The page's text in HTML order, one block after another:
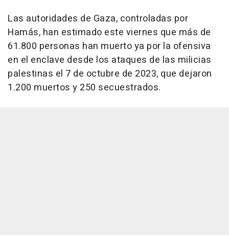
Las autoridades de Gaza, controladas por
Hamás, han estimado este viernes que más de
61.800 personas han muerto ya por la ofensiva
en el enclave desde los ataques de las milicias
palestinas el 7 de octubre de 2023, que dejaron
1.200 muertos y 250 secuestrados.